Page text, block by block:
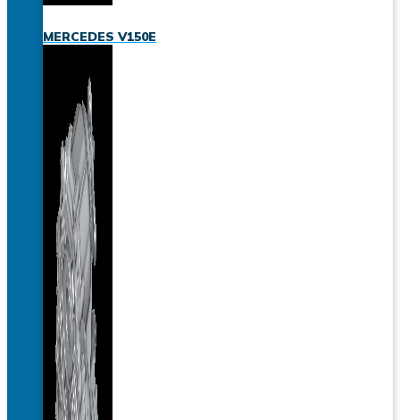
MERCEDES V150E